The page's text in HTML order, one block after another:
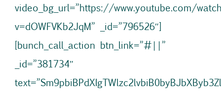
video_bg_url=”https://www.youtube.com/
v=dOWFVKb2JqM” _id=”796526″]
[bunch_call_action btn_link=”#||”
_id=”381734″